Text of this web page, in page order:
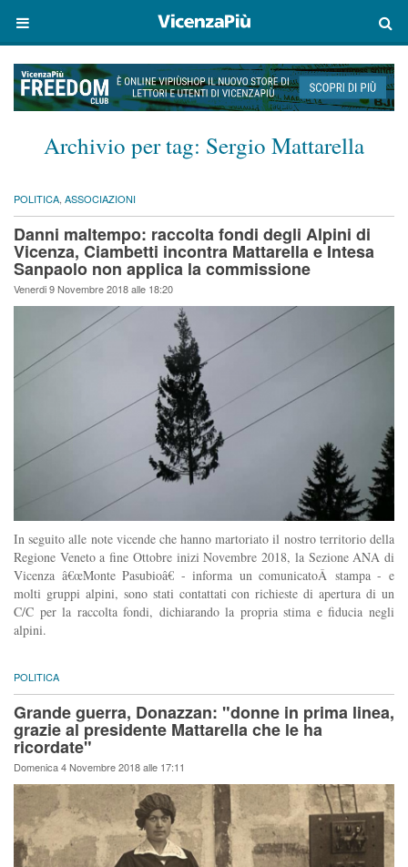
Archivio per tag: Sergio Mattarella
POLITICA, ASSOCIAZIONI
Danni maltempo: raccolta fondi degli Alpini di
Vicenza, Ciambetti incontra Mattarella e Intesa
Sanpaolo non applica la commissione
Venerdi 9 Novembre 2018 alle 18:20
In seguito alle note vicende che hanno martoriato il nostro territorio della
Regione Veneto a fine Ottobre inizi Novembre 2018, la Sezione ANA di
Vicenza â€œMonte Pasubioâ€ - informa un comunicatoÂ stampa - e
molti gruppi alpini, sono stati contattati con richieste di apertura di un
C/C per la raccolta fondi, dichiarando la propria stima e fiducia negli
alpini.
POLITICA
Grande guerra, Donazzan: "donne in prima linea,
grazie al presidente Mattarella che le ha
ricordate"
Domenica 4 Novembre 2018 alle 17:11